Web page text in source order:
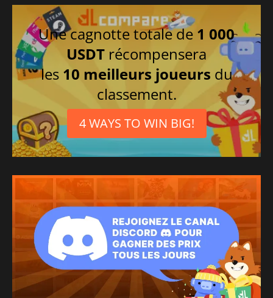
Chinois traditionnel
Portugais brésilien
Chinois simplifié
Italien
Danois
Une cagnotte totale de 1 000
USDT récompensera
les 10 meilleurs joueurs du
classement.
4 WAYS TO WIN BIG!